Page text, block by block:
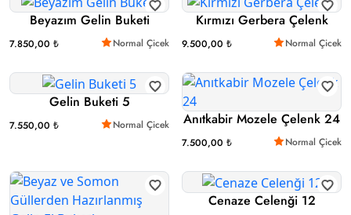
Beyazım Gelin Buketi
7.850,00 ₺ Normal Çicek
Kırmızı Gerbera Çelenk
9.500,00 ₺ Normal Çicek
Gelin Buketi 5
7.550,00 ₺ Normal Çicek Anıtkabir Mozele Çelenk 24
7.500,00 ₺ Normal Çicek
Cenaze Celenği 12